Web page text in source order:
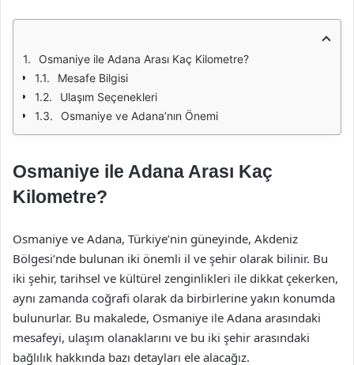
Osmaniye ile Adana Arası Kaç Kilometre?
Mesafe Bilgisi
Ulaşım Seçenekleri
Osmaniye ve Adana’nın Önemi
Osmaniye ile Adana Arası Kaç
Kilometre?
Osmaniye ve Adana, Türkiye’nin güneyinde, Akdeniz
Bölgesi’nde bulunan iki önemli il ve şehir olarak bilinir. Bu
iki şehir, tarihsel ve kültürel zenginlikleri ile dikkat çekerken,
aynı zamanda coğrafi olarak da birbirlerine yakın konumda
bulunurlar. Bu makalede, Osmaniye ile Adana arasındaki
mesafeyi, ulaşım olanaklarını ve bu iki şehir arasındaki
bağlılık hakkında bazı detayları ele alacağız.